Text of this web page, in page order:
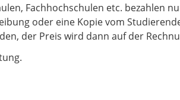
Fachhochschulen etc. bezahlen
oder eine Kopie vom
der Preis wird dann auf der